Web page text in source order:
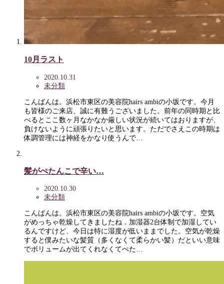
10月ラスト
2020.10.31
未分類
こんばんは。浜松市東区の美容院hairs ambiの小坂です。今月
も皆様のご来店、誠に有難うございました。前年の同時期と比
べるとここ数ヶ月なかなか厳しい状況が続いてはおりますが、
負けないように頑張りたいと思います。ただでさえこの時期は
体調管理には神経をかなり使うんで…
髪がぺたんこで辛い…
2020.10.30
未分類
こんばんは。浜松市東区の美容院hairs ambiの小坂です。空気
がめっちゃ乾燥してきましたね．加湿器2台体制で加湿してい
るんですけど、今日は特に湿度が低いままでした。空気が乾燥
すると僕みたいな髪質（多くなくて柔らかい髪）だといい意味
でボリュームが出てくれなくてぺた…